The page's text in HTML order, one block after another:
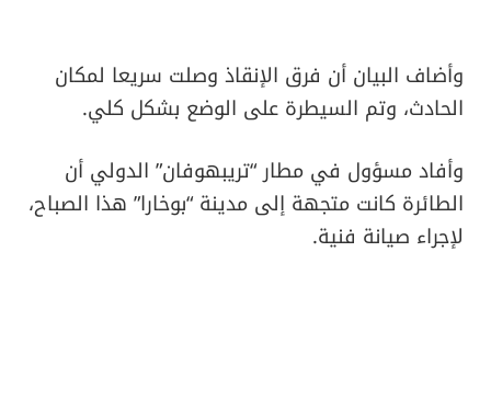
وأضاف البيان أن فرق الإنقاذ وصلت سريعا لمكان
الحادث، وتم السيطرة على الوضع بشكل كلي.
وأفاد مسؤول في مطار “تريبهوفان” الدولي أن
الطائرة كانت متجهة إلى مدينة “بوخارا” هذا الصباح،
لإجراء صيانة فنية.